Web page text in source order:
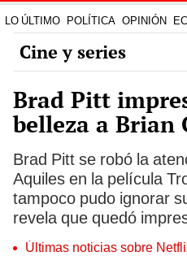
LO ÚLTIMO POLÍTICA OPINIÓN
Cine y series
Brad Pitt
belleza a Brian
Brad Pitt se robó la
Aquiles en la película
tampoco pudo ignorar
revela que quedó
Últimas noticias sobre